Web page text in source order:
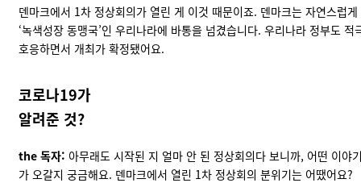
덴마크에서 1차 정상회의가 열린 게 이것 때문이죠. 덴마크는 자연스럽게
‘녹색성장 동맹국’인 우리나라에 바통을 넘겼습니다. 우리나라 정부도 적
호응하면서 개최가 확정됐어요.
코로나19가
알려준 것?
the 독자: 아무래도 시작된 지 얼마 안 된 정상회의다 보니까, 어떤 이야
가 오갈지 궁금해요. 덴마크에서 열린 1차 정상회의 분위기는 어땠어요?